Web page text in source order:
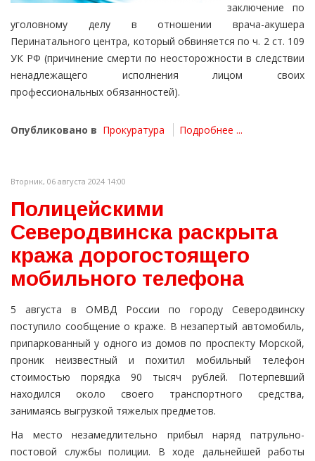
заключение по
уголовному делу в отношении врача-акушера
Перинатального центра, который обвиняется по ч. 2 ст. 109
УК РФ (причинение смерти по неосторожности в следствии
ненадлежащего исполнения лицом своих
профессиональных обязанностей).
Опубликовано в Прокуратура Подробнее ...
Вторник, 06 августа 2024 14:00
Полицейскими
Северодвинска раскрыта
кража дорогостоящего
мобильного телефона
5 августа в ОМВД России по городу Северодвинску
поступило сообщение о краже. В незапертый автомобиль,
припаркованный у одного из домов по проспекту Морской,
проник неизвестный и похитил мобильный телефон
стоимостью порядка 90 тысяч рублей. Потерпевший
находился около своего транспортного средства,
занимаясь выгрузкой тяжелых предметов.
На место незамедлительно прибыл наряд патрульно-
постовой службы полиции. В ходе дальнейшей работы